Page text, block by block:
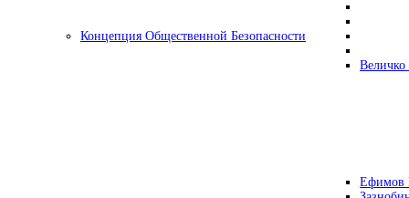
Концепция Общественной Безопасности
Ефимов